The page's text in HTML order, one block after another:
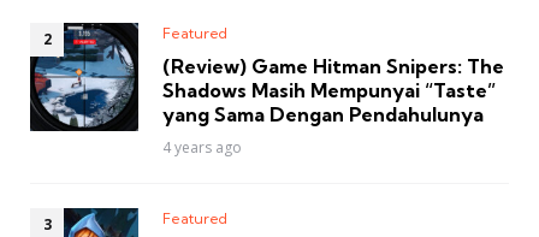
Featured
(Review) Game Hitman Snipers: The
Shadows Masih Mempunyai “Taste”
yang Sama Dengan Pendahulunya
4 years ago
Featured